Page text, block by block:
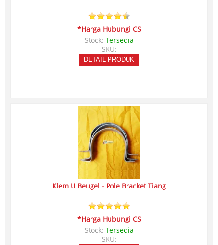
*Harga Hubungi CS
Stock: Tersedia
SKU:
DETAIL PRODUK
Klem U Beugel - Pole Bracket Tiang
*Harga Hubungi CS
Stock: Tersedia
SKU: